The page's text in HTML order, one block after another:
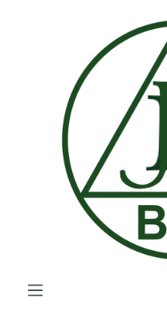
Zum Hauptinhalt springen